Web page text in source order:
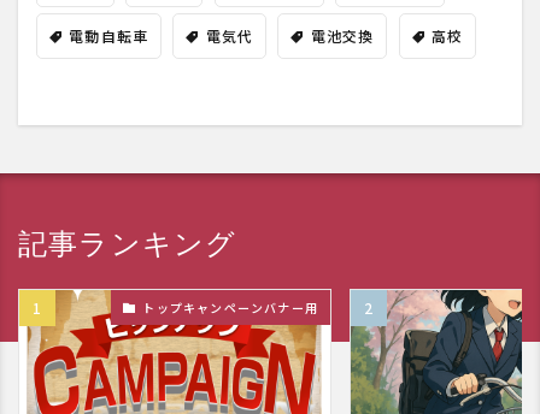
電動自転車 電気代 電池交換 高校
記事ランキング
トップキャンペーンバナー用